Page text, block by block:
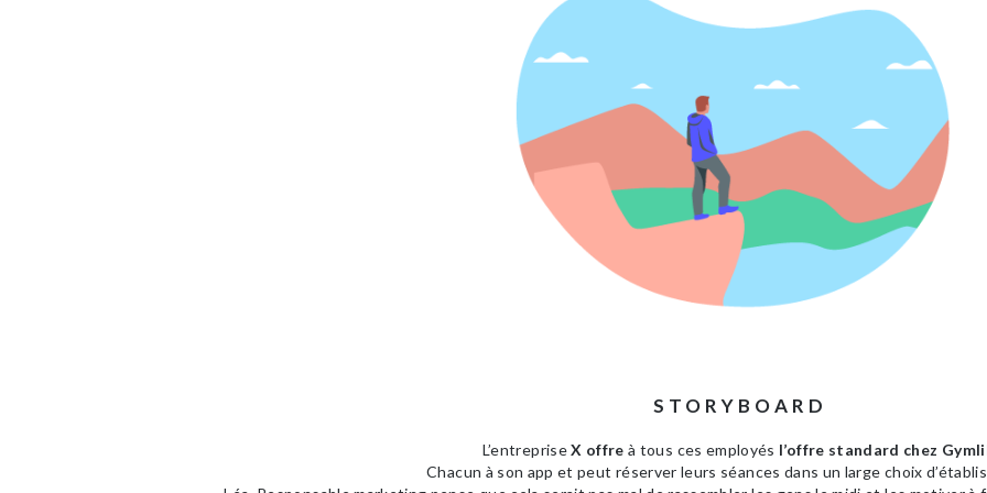
STORYBOARD
L’entrepriseX offreà tous ces employés l’offre standard chez
Chacun à son app et peut réserver leurs séances dans un large choix